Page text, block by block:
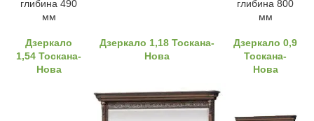
глибина 490
мм
глибина 800
мм
Дзеркало
1,54 Тоскана-
Нова
Дзеркало 1,18 Тоскана-
Нова
Дзеркало 0,9
Тоскана-
Нова